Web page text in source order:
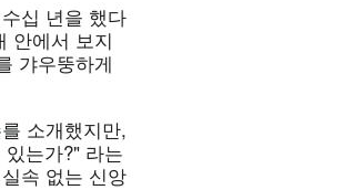
십 년을 했다
안에서 보지
갸우뚱하게
소개했지만,
는가?" 라는
속 없는 신앙